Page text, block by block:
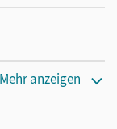
Mehr anzeigen